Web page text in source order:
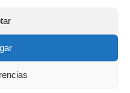
na economía
directo e
despois de décadas